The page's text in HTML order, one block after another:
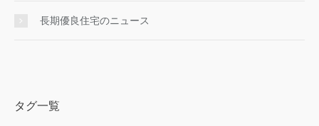
長期優良住宅のニュース
タグ一覧